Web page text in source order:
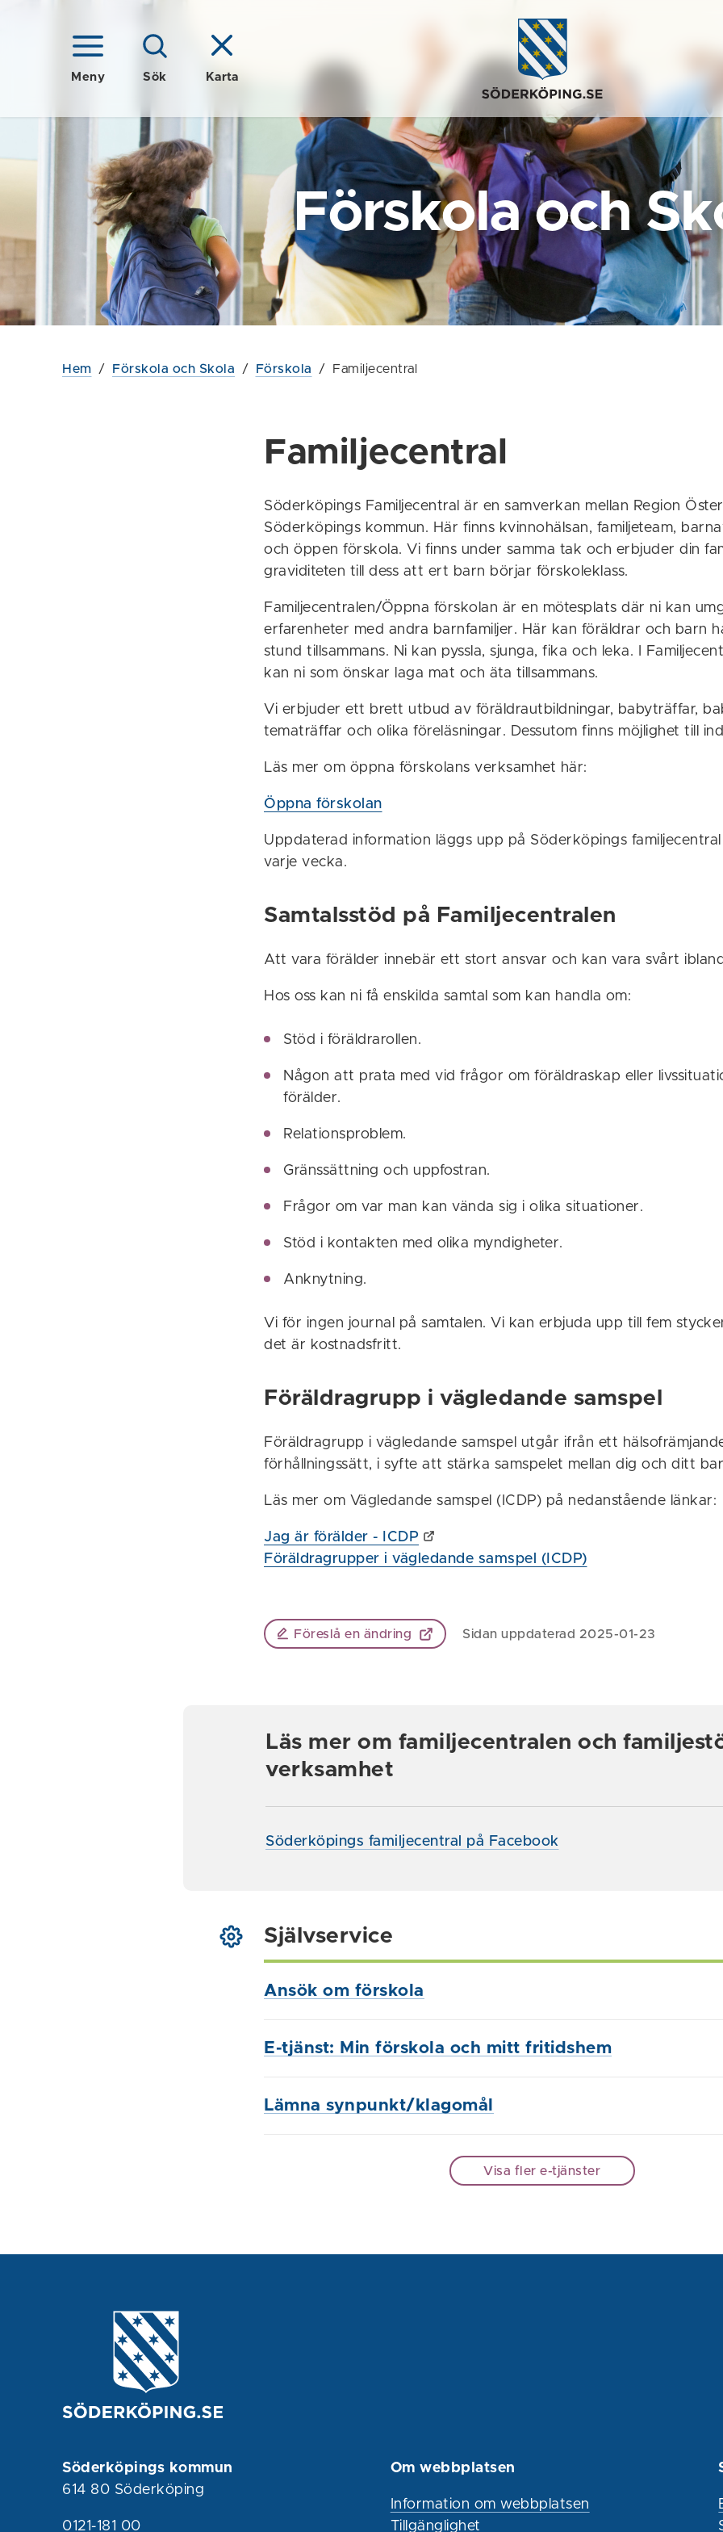
Meny Sök Karta
Förskola och
Hem / Förskola och Skola / Förskola / Familjecentral
Familjecentral
Söderköpings Familjecentral är en samverkan mellan Region
Söderköpings kommun. Här finns kvinnohälsan, familjeteam,
och öppen förskola. Vi finns under samma tak och erbjuder din
graviditeten till dess att ert barn börjar förskoleklass.
Familjecentralen/Öppna förskolan är en mötesplats där ni kan
erfarenheter med andra barnfamiljer. Här kan föräldrar och barn
stund tillsammans. Ni kan pyssla, sjunga, fika och leka. I
kan ni som önskar laga mat och äta tillsammans.
Vi erbjuder ett brett utbud av föräldrautbildningar, babyträffar,
tematräffar och olika föreläsningar. Dessutom finns möjlighet till
Läs mer om öppna förskolans verksamhet här:
Öppna förskolan
Uppdaterad information läggs upp på Söderköpings
varje vecka.
Samtalsstöd på Familjecentralen
Att vara förälder innebär ett stort ansvar och kan vara svårt
Hos oss kan ni få enskilda samtal som kan handla om:
Stöd i föräldrarollen.
Någon att prata med vid frågor om föräldraskap eller
förälder.
Relationsproblem.
Gränssättning och uppfostran.
Frågor om var man kan vända sig i olika situationer.
Stöd i kontakten med olika myndigheter.
Anknytning.
Vi för ingen journal på samtalen. Vi kan erbjuda upp till fem
det är kostnadsfritt.
Föräldragrupp i vägledande samspel
Föräldragrupp i vägledande samspel utgår ifrån ett
förhållningssätt, i syfte att stärka samspelet mellan dig och ditt
Läs mer om Vägledande samspel (ICDP) på nedanstående länkar:
Jag är förälder - ICDP
Föräldragrupper i vägledande samspel (ICDP)
Föreslå en ändring Sidan uppdaterad 2025-01-23
Läs mer om familjecentralen och
verksamhet
Söderköpings familjecentral på Facebook
Självservice
Ansök om förskola
E-tjänst: Min förskola och mitt fritidshem
Lämna synpunkt/klagomål
Visa fler e-tjänster
Söderköpings kommun
614 80 Söderköping
0121-181 00
Om webbplatsen
Information om webbplatsen
Tillgänglighet